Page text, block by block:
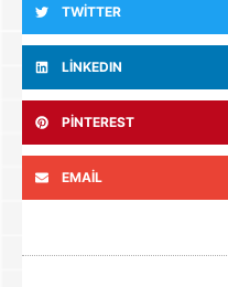
TWITTER
LINKEDIN
PINTEREST
EMAIL